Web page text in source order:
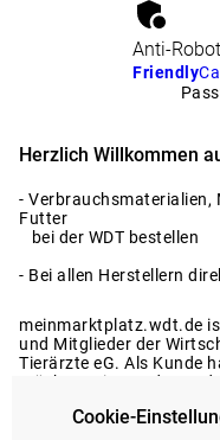
Anti-
Friendly
Herzlich Willkommen
- Verbrauchsmaterialien,
Futter
bei der WDT bestellen
- Bei allen Herstellern
meinmarktplatz.wdt.de
und Mitglieder der
Tierärzte eG. Als Kunde
Möchten Sie Kunde
Dann melden Sie sich
Cookie-